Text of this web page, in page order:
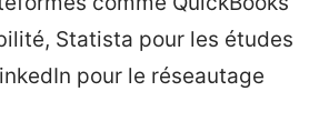
Statista pour les études
pour le réseautage